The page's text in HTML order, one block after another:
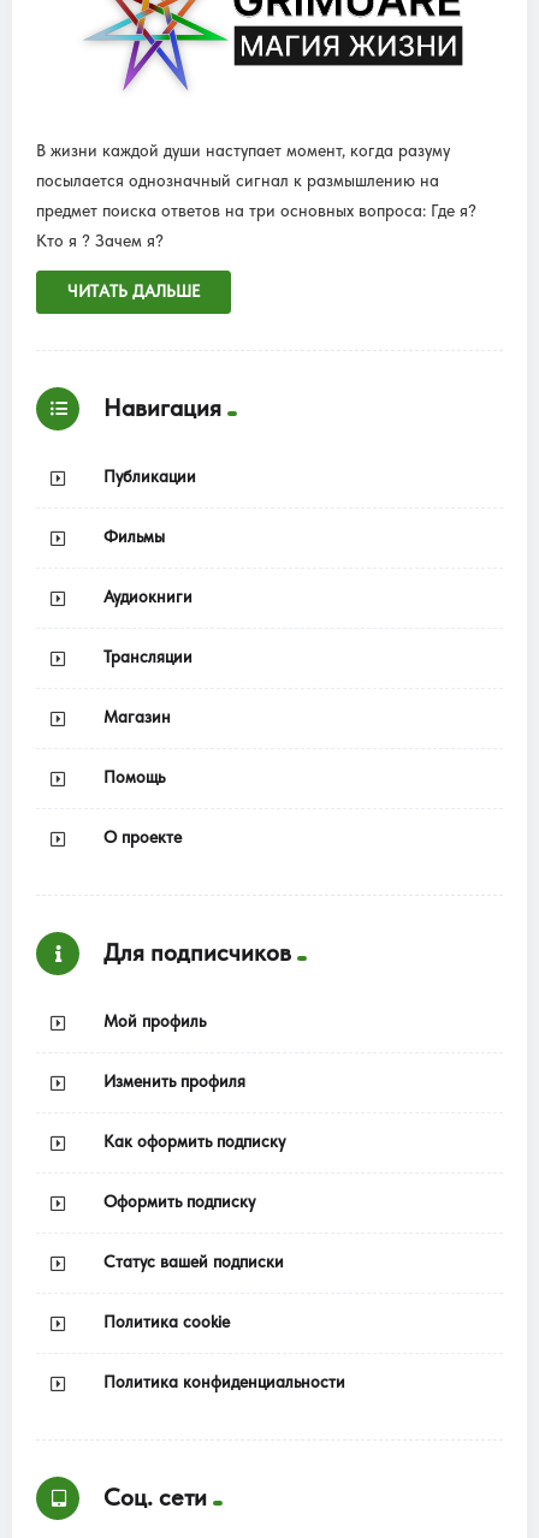
В жизни каждой души наступает момент, когда разуму
посылается однозначный сигнал к размышлению на
предмет поиска ответов на три основных вопроса: Где я?
Кто я ? Зачем я?
ЧИТАТЬ ДАЛЬШЕ
Навигация
Публикации
Фильмы
Аудиокниги
Трансляции
Магазин
Помощь
О проекте
Для подписчиков
Мой профиль
Изменить профиля
Как оформить подписку
Оформить подписку
Статус вашей подписки
Политика cookie
Политика конфиденциальности
Соц. сети